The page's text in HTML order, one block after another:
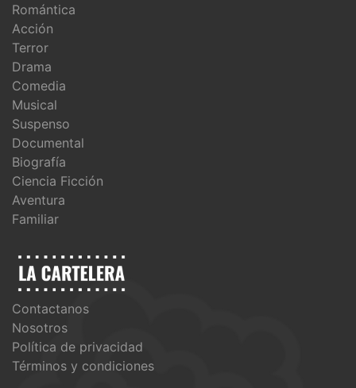
Romántica
Acción
Terror
Drama
Comedia
Musical
Suspenso
Documental
Biografía
Ciencia Ficción
Aventura
Familiar
Contactanos
Nosotros
Política de privacidad
Términos y condiciones